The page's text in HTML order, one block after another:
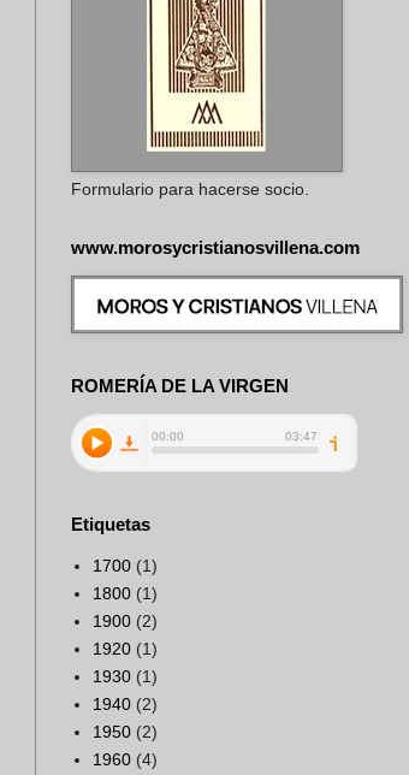
Formulario para hacerse socio.
www.morosycristianosvillena.com
ROMERÍA DE LA VIRGEN
Etiquetas
1700 (1)
1800 (1)
1900 (2)
1920 (1)
1930 (1)
1940 (2)
1950 (2)
1960 (4)